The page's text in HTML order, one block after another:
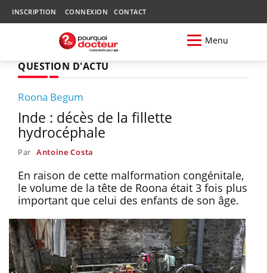
INSCRIPTION CONNEXION CONTACT
Menu
QUESTION D'ACTU
Roona Begum
Inde : décès de la fillette
hydrocéphale
Par Antoine Costa
En raison de cette malformation congénitale,
le volume de la tête de Roona était 3 fois plus
important que celui des enfants de son âge.